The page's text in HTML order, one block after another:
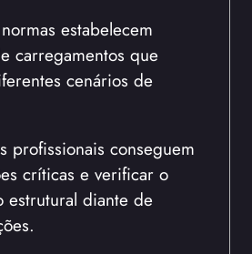
estabelecem
carregamentos que
cenários de
profissionais conseguem
críticas e verificar o
estrutural diante de